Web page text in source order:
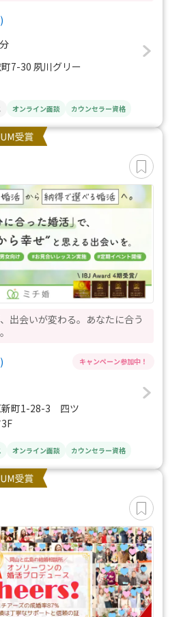
7-30 夙川グリー
オンライン面談 カウンセラー資格
出会いが変わる。あなたに合う
新町1-28-3 四ツ
オンライン面談 カウンセラー資格